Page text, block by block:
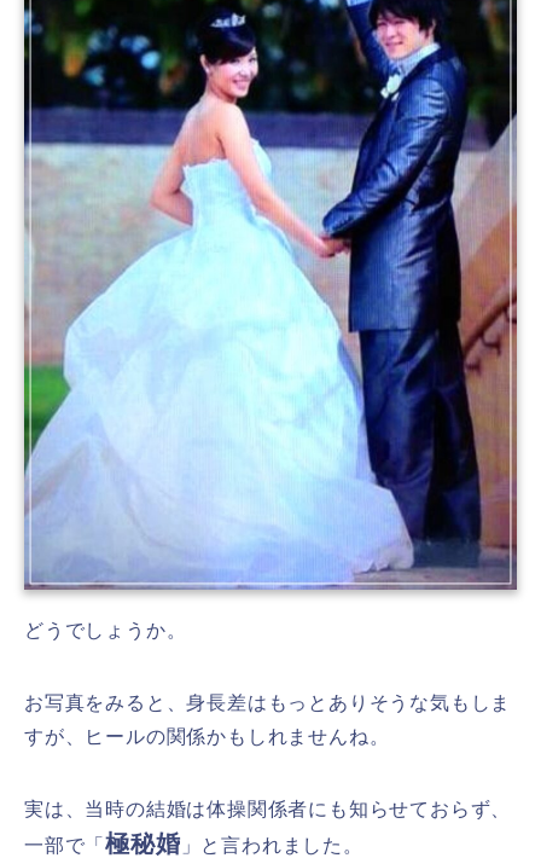
どうでしょうか。
お写真をみると、身長差はもっとありそうな気もしま
すが、ヒールの関係かもしれませんね。
実は、当時の結婚は体操関係者にも知らせておらず、
一部で「極秘婚」と言われました。